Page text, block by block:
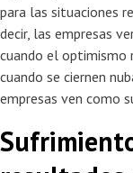
para las situaciones
decir, las empresas
cuando el optimismo
cuando se ciernen
empresas ven como